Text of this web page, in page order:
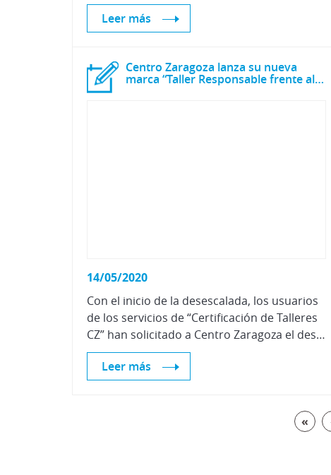
Leer más
Centro Zaragoza lanza su nueva
marca “Taller Responsable frente al SARS-CoV-2”
14/05/2020
Con el inicio de la desescalada, los usuarios
de los servicios de “Certificación de Talleres
CZ” han solicitado a Centro Zaragoza el desarrollo de un sello o certificación que contribuya a mejorar la confianza existente entre el taller de reparación y su cliente, frente al SARS-CoV-2.
Leer más
«